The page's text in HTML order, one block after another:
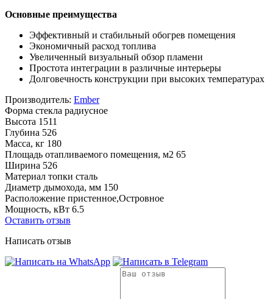
Основные преимущества
Эффективный и стабильный обогрев помещения
Экономичный расход топлива
Увеличенный визуальный обзор пламени
Простота интеграции в различные интерьеры
Долговечность конструкции при высоких температурах
Производитель: Ember
Форма стекла радиусное
Высота 1511
Глубина 526
Масса, кг 180
Площадь отапливаемого помещения, м2 65
Ширина 526
Материал топки сталь
Диаметр дымохода, мм 150
Расположение пристенное,Островное
Мощность, кВт 6.5
Оставить отзыв
Написать отзыв